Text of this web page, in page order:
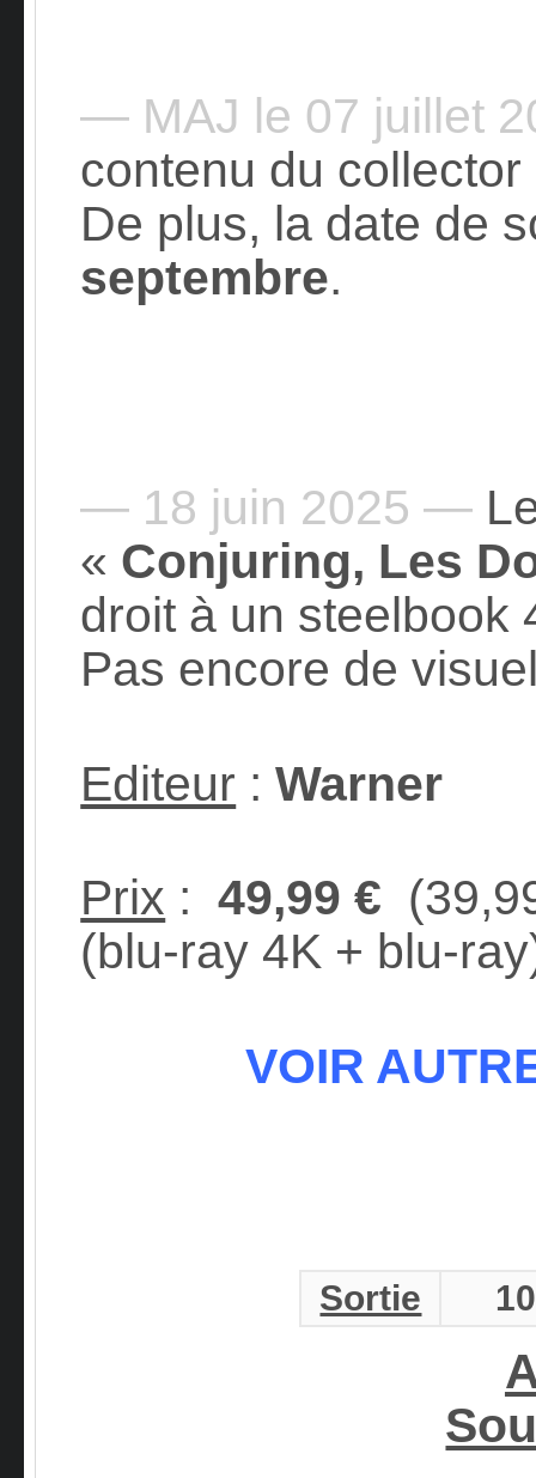
— MAJ le 07 juillet
contenu du
De plus, la date de
septembre.
— 18 juin 2025 —
« Conjuring, Les
droit à un steelbook
Pas encore de
Editeur :Warner
Prix : 49,99 €
(blu-ray 4K + blu-
VOIR
Sortie